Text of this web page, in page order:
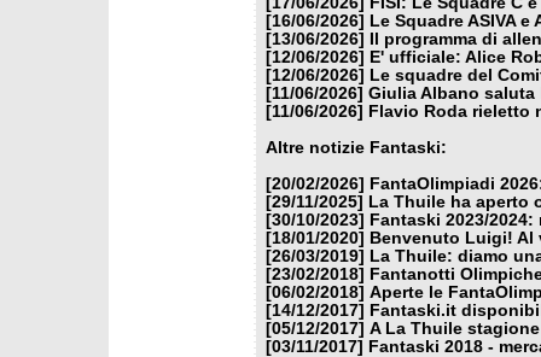
[16/06/2026]
Le Squadre ASIVA
[13/06/2026]
Il programma di
[12/06/2026]
E' ufficiale: Alice
[12/06/2026]
Le squadre del
[11/06/2026] Giulia Albano saluta
[11/06/2026]
Flavio Roda rieletto
Altre notizie Fantaski:
[20/02/2026]
FantaOlimpiadi
[29/11/2025]
La Thuile ha aperto
[30/10/2023]
Fantaski 2023/
[18/01/2020]
Benvenuto Luigi! Al
[26/03/2019]
La Thuile: diamo
[23/02/2018]
Fantanotti
[06/02/2018] Aperte le
[14/12/2017]
Fantaski.it
[05/12/2017] A La Thuile
[03/11/2017]
Fantaski 2018 -